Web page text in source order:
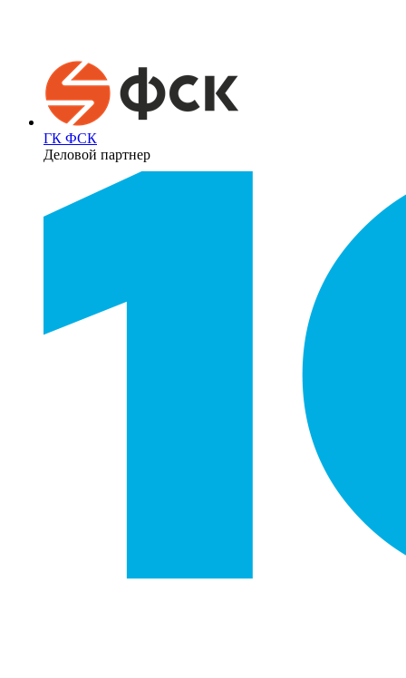
ГК ФСК
Деловой партнер